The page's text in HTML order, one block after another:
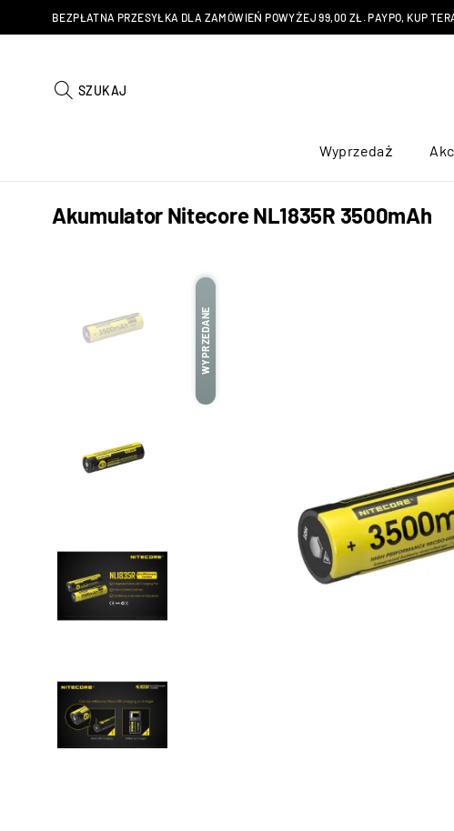
BEZPŁATNA PRZESYŁKA DLA ZAMÓWIEŃ POWYŻEJ 99,00 ZŁ. PAYPO, KUP
SZUKAJ
Wyprzedaż
Akumulator Nitecore NL1835R 3500mAh
WYPRZEDANE